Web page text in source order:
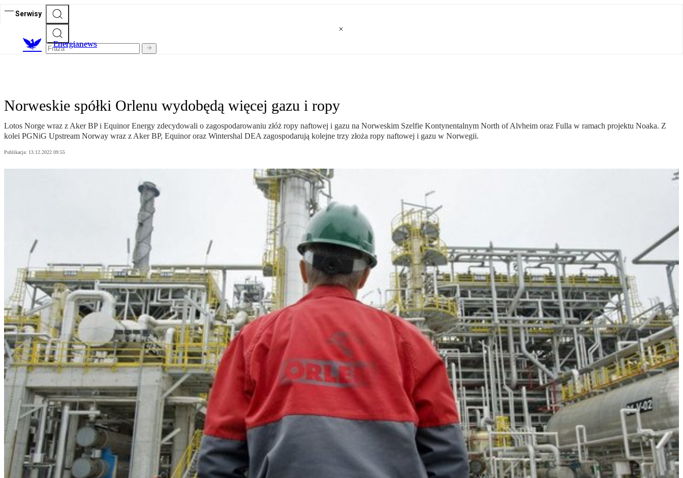
Serwisy
Energianews
Norweskie spółki Orlenu wydobędą więcej gazu i ropy
Lotos Norge wraz z Aker BP i Equinor Energy zdecydowali o zagospodarowaniu złóż ropy naftowej i gazu na Norweskim Szelfie Kontynentalnym North of Alvheim oraz Fulla w ramach projektu Noaka. Z
kolei PGNiG Upstream Norway wraz z Aker BP, Equinor oraz Wintershal DEA zagospodarują kolejne trzy złoża ropy naftowej i gazu w Norwegii.
Publikacja: 13.12.2022 09:55